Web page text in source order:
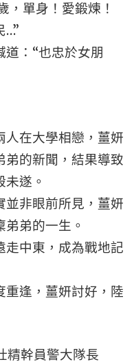
，單身！愛鍛煉！
…”
：“也忠於女朋
人在大學相戀，薑妍
弟的新聞，結果導致
遂。
並非眼前所見，薑妍
弟的一生。
走中東，成為戰地記
重逢，薑妍討好，陸
精幹員警大隊長